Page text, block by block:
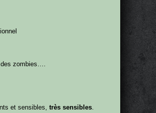
des zombies….
et sensibles,très sensibles.